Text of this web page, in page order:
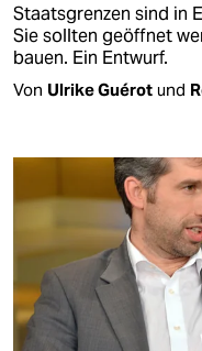
Staatsgrenzen sind in
Sie sollten geöffnet
bauen. Ein Entwurf.
Von Ulrike Guérot und